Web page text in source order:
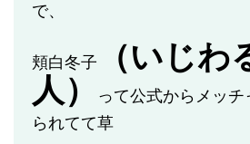
で、
頬白冬子
（いじわ
人）
って公式からメッチ
られてて草